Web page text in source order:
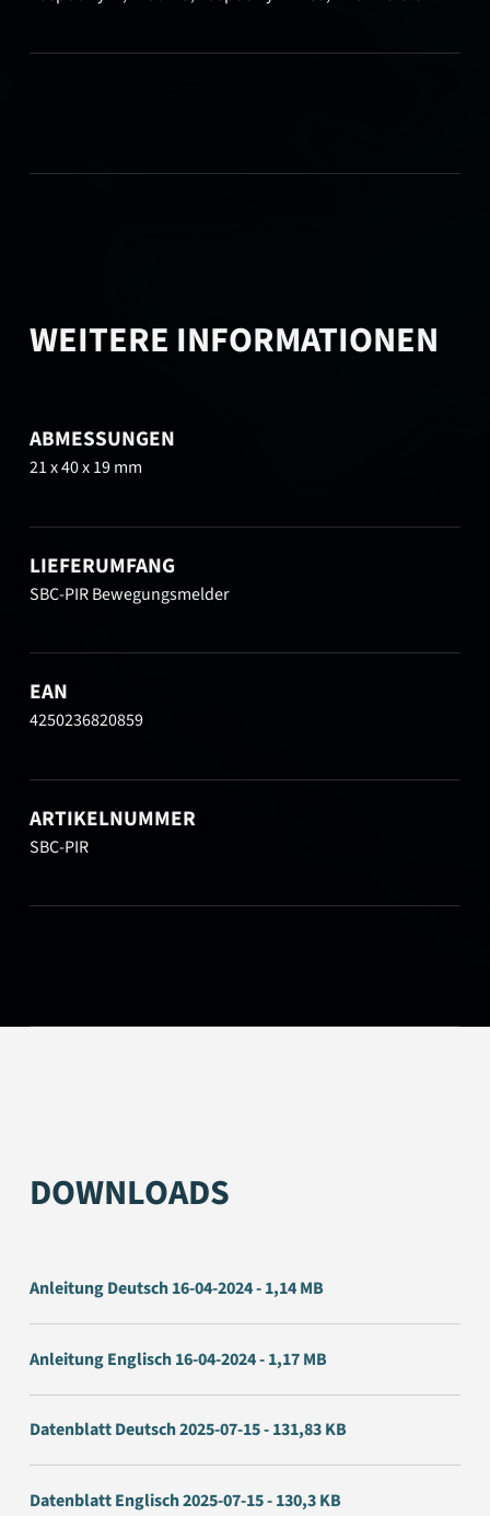
WEITERE INFORMATIONEN
ABMESSUNGEN
21 x 40 x 19 mm
LIEFERUMFANG
SBC-PIR Bewegungsmelder
EAN
4250236820859
ARTIKELNUMMER
SBC-PIR
DOWNLOADS
Anleitung Deutsch 16-04-2024 - 1,14 MB
Anleitung Englisch 16-04-2024 - 1,17 MB
Datenblatt Deutsch 2025-07-15 - 131,83 KB
Datenblatt Englisch 2025-07-15 - 130,3 KB